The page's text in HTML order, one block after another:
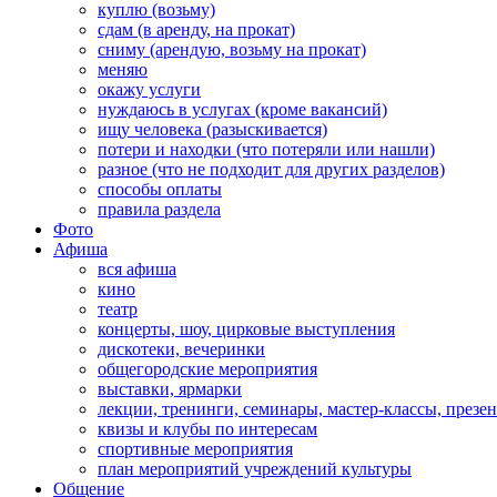
куплю (возьму)
сдам (в аренду, на прокат)
сниму (арендую, возьму на прокат)
меняю
окажу услуги
нуждаюсь в услугах (кроме вакансий)
ищу человека (разыскивается)
потери и находки (что потеряли или нашли)
разное (что не подходит для других разделов)
способы оплаты
правила раздела
Фото
Афиша
вся афиша
кино
театр
концерты, шоу, цирковые выступления
дискотеки, вечеринки
общегородские мероприятия
выставки, ярмарки
лекции, тренинги, семинары, мастер-классы,
квизы и клубы по интересам
спортивные мероприятия
план мероприятий учреждений культуры
Общение